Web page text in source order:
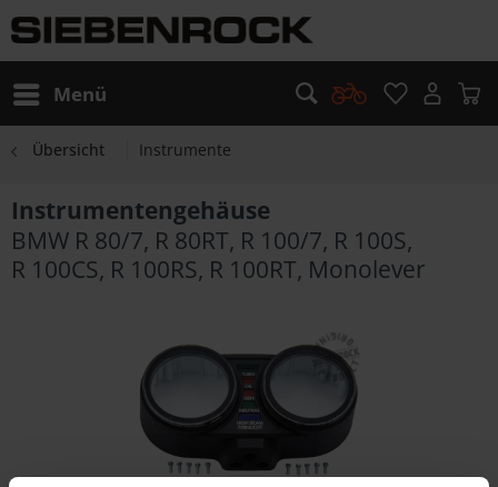
Menü
Übersicht Instrumente
Instrumentengehäuse
BMW R 80/7, R 80RT, R 100/7, R 100S,
R 100CS, R 100RS, R 100RT, Monolever